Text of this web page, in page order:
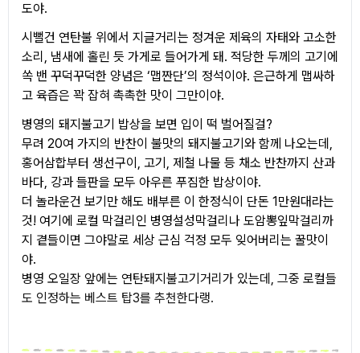
도야.
시뻘건 연탄불 위에서 지글거리는 정겨운 제육의 자태와 고소한
소리, 냄새에 홀린 듯 가게로 들어가게 돼. 적당한 두께의 고기에
쏙 밴 꾸덕꾸덕한 양념은 ‘맵짠단’의 정석이야. 은근하게 맵싸하
고 육즙은 꽉 잡혀 촉촉한 맛이 그만이야.
병영의 돼지불고기 밥상을 보면 입이 떡 벌어질걸?
무려 20여 가지의 반찬이 불맛의 돼지불고기와 함께 나오는데,
홍어삼합부터 생선구이, 고기, 제철 나물 등 채소 반찬까지 산과
바다, 강과 들판을 모두 아우른 푸짐한 밥상이야.
더 놀라운건 보기만 해도 배부른 이 한정식이 단돈 1만원대라는
것! 여기에 로컬 막걸리인 병영설성막걸리나 도암뽕잎막걸리까
지 곁들이면 그야말로 세상 근심 걱정 모두 잊어버리는 꿀맛이
야.
병영 오일장 앞에는 연탄돼지불고기거리가 있는데, 그중 로컬들
도 인정하는 베스트 탑3를 추천한다랭.